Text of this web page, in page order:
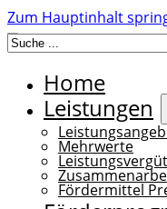
Zum Hauptinhalt
Suchen
Home
Leistungen
Mehrwerte
Fördermittel